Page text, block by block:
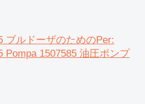
ブルドーザのためのPer:
Pompa 1507585 油圧ポンプ